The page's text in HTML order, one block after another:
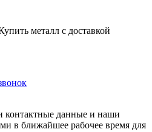
металл с доставкой
контактные данные и наши
в ближайшее рабочее время для